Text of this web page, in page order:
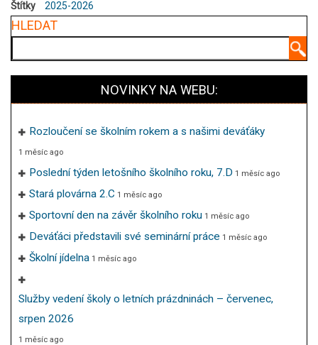
Štítky 2025-2026
HLEDAT
NOVINKY NA WEBU:
Rozloučení se školním rokem a s našimi deváťáky
1 měsíc ago
Poslední týden letošního školního roku, 7.D 1 měsíc ago
Stará plovárna 2.C 1 měsíc ago
Sportovní den na závěr školního roku 1 měsíc ago
Deváťáci představili své seminární práce 1 měsíc ago
Školní jídelna 1 měsíc ago
Služby vedení školy o letních prázdninách – červenec,
srpen 2026
1 měsíc ago